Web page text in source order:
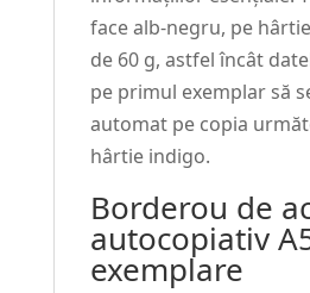
face alb-negru, pe
de 60 g, astfel încât
pe primul exemplar să
automat pe copia
hârtie indigo.
Borderou de
autocopiativ
exemplare